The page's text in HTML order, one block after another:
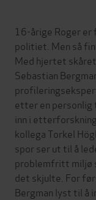
16-årige Roger
politiet. Men så
Med hjertet
Sebastian
etter en
inn i
kollega Torkel
spor ser ut til å
problemfritt miljø
det skjulte. For
Bergman lyst til å